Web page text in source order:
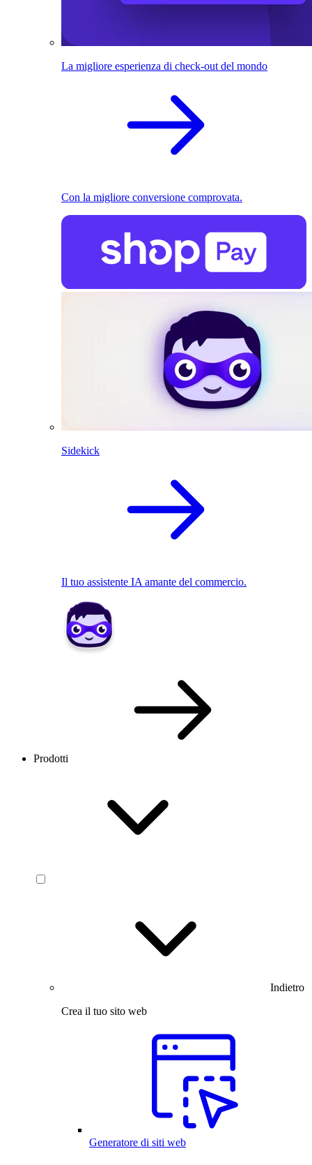
La migliore esperienza di check-out del mondo
Con la migliore conversione comprovata.
Sidekick
Il tuo assistente IA amante del commercio.
Prodotti
Indietro
Crea il tuo sito web
Generatore di siti web